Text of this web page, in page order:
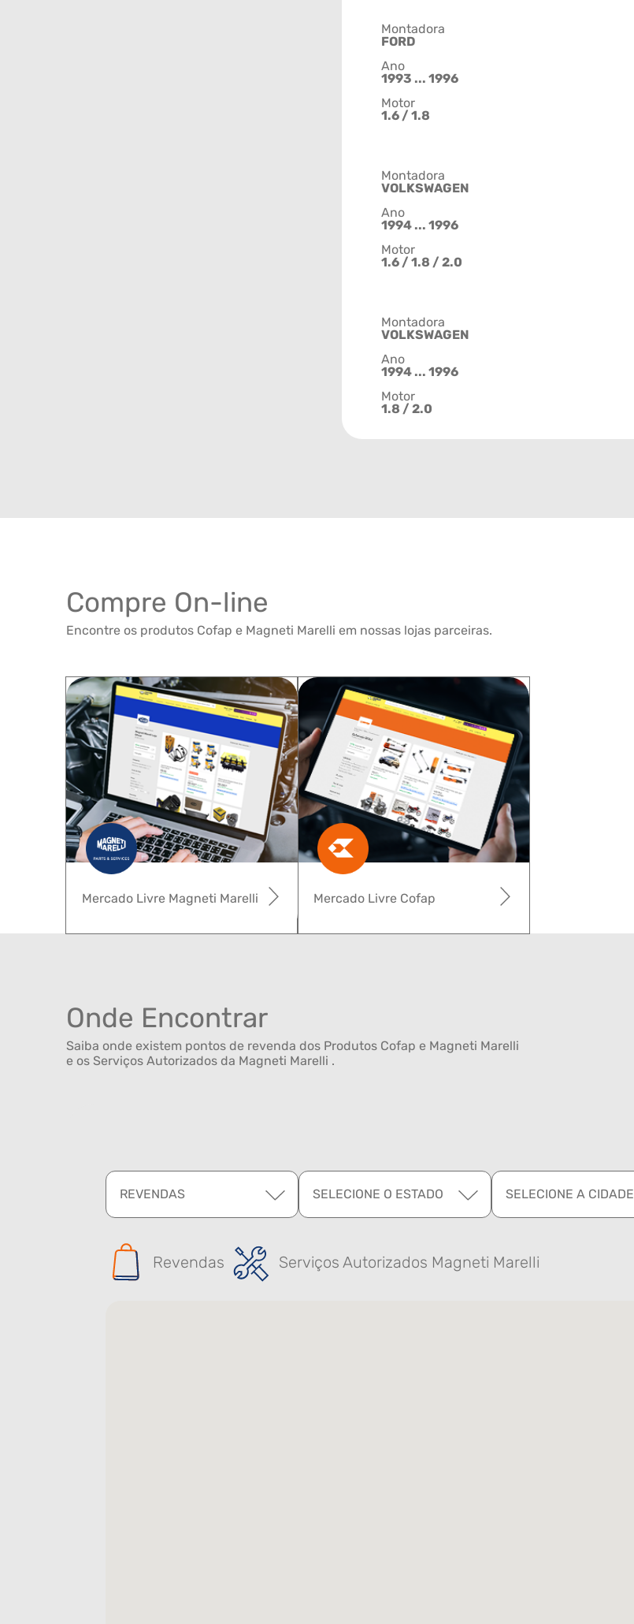
Montadora
FORD
Ano
1993 ... 1996
Motor
1.6 / 1.8
Montadora
VOLKSWAGEN
Ano
1994 ... 1996
Motor
1.6 / 1.8 / 2.0
Montadora
VOLKSWAGEN
Ano
1994 ... 1996
Motor
1.8 / 2.0
Compre On-line
Encontre os produtos Cofap e Magneti Marelli em nossas lojas parceiras.
Mercado Livre Cofap
Mercado Livre Magneti Marelli
Onde Encontrar
Saiba onde existem pontos de revenda dos Produtos Cofap e Magneti Marelli
e os Serviços Autorizados da Magneti Marelli .
REVENDAS SELECIONE O ESTADO SELECIONE A CIDADE
Revendas Serviços Autorizados Magneti Marelli